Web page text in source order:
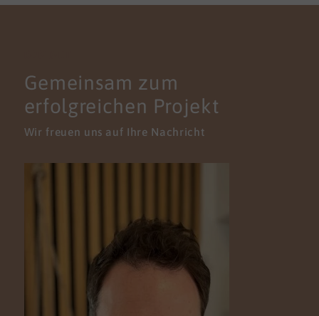
Gemeinsam zum
erfolgreichen Projekt
Wir freuen uns auf Ihre Nachricht